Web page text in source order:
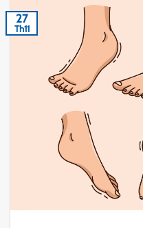
27
Th11